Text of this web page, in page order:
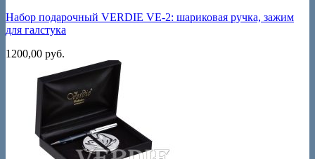
Набор подарочный VERDIE VE-2: шариковая ручка, зажим
для галстука
1200,00 руб.